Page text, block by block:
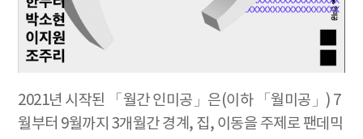
2021년 시작된 「월간 인미공」은(이하 「월미공」) 7
월부터 9월까지 3개월간 경계, 집, 이동을 주제로 팬데믹